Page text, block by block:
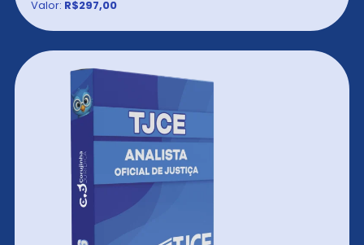
Valor: R$297,00